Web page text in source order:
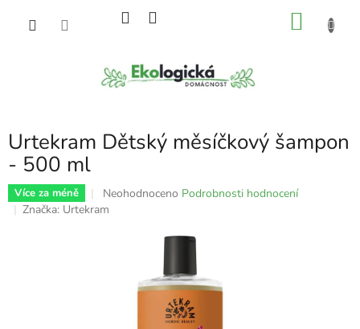
Urtekram Dětský měsíčkový šampon
- 500 ml
Více za méně
Průměrné
hodnocení
Neohodnoceno Podrobnosti hodnocení
Značka: Urtekram